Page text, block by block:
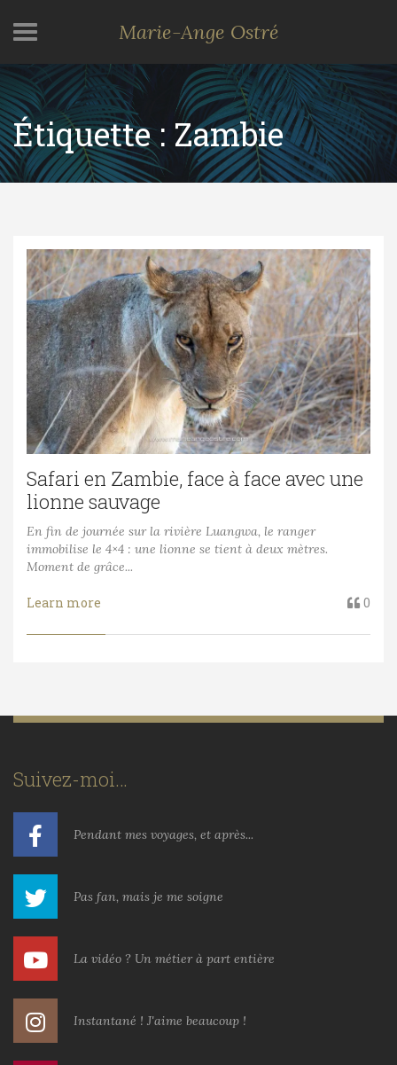
Marie-Ange Ostré
Étiquette : Zambie
Safari en Zambie, face à face avec une
lionne sauvage
En fin de journée sur la rivière Luangwa, le ranger
immobilise le 4×4 : une lionne se tient à deux mètres.
Moment de grâce...
Learn more 0
Suivez-moi…
Pendant mes voyages, et après...
Pas fan, mais je me soigne
La vidéo ? Un métier à part entière
Instantané ! J'aime beaucoup !